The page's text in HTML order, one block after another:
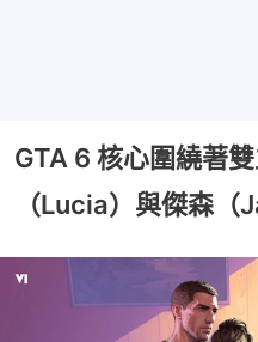
GTA 6 核心圍繞著
（Lucia）與傑森（